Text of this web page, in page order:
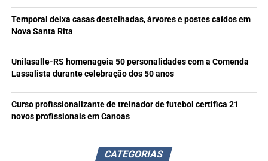
Temporal deixa casas destelhadas, árvores e postes caídos em
Nova Santa Rita
Unilasalle-RS homenageia 50 personalidades com a Comenda
Lassalista durante celebração dos 50 anos
Curso profissionalizante de treinador de futebol certifica 21
novos profissionais em Canoas
CATEGORIAS